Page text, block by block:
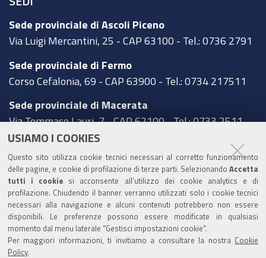
USIAMO I COOKIES
Questo sito utilizza cookie tecnici necessari al corretto funzionamento
delle pagine, e cookie di profilazione di terze parti. Selezionando Accetta
tutti i cookie si acconsente all’utilizzo dei cookie analytics e di
profilazione. Chiudendo il banner verranno utilizzati solo i cookie tecnici
necessari alla navigazione e alcuni contenuti potrebbero non essere
disponibili. Le preferenze possono essere modificate in qualsiasi
momento dal menu laterale "Gestisci impostazioni cookie".
Per maggiori informazioni, ti invitiamo a consultare la nostra Cookie
Policy
Sede provinciale di Ascoli Piceno
Via Luigi Mercantini, 25 - CAP 63100 - Tel.: 0736 2791
Sede provinciale di Fermo
Corso Cefalonia, 69 - CAP 63900 - Tel.: 0734 217511
Sede provinciale di Macerata
Via Tommaso Lauri, 7 - CAP 62100 - Tel.: 0733 2511
Sede provinciale di Pesaro Urbino
Corso XI Settembre, 116 - CAP 61121 - Tel.: 0721
3571
TRASPARENZA
Amministrazione trasparente
Statistiche Web del sito (fonte Web Analytics Italia)